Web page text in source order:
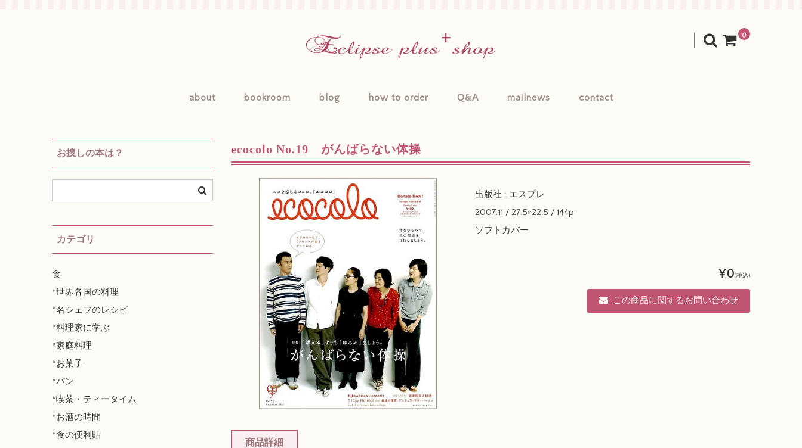
0
about bookroom blog how to order Q&A mailnews contact
ecocolo No.19 がんばらない体操
出版社 : エスプレ
2007.11 / 27.5×22.5 / 144p
ソフトカバー
¥0(税込)
この商品に関するお問い合わせ
商品詳細
お捜しの本は？
カテゴリ
食
*世界各国の料理
*名シェフのレシピ
*料理家に学ぶ
*家庭料理
*お菓子
*パン
*喫茶・ティータイム
*お酒の時間
*食の便利貼